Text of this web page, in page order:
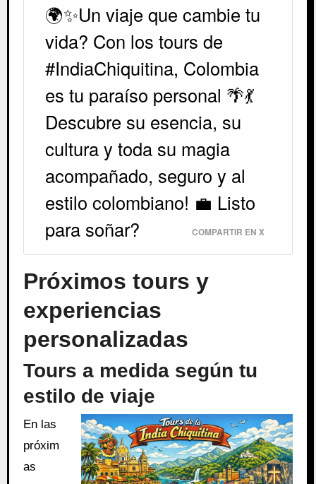
🌍✨Un viaje que cambie tu
vida? Con los tours de
#IndiaChiquitina, Colombia
es tu paraíso personal 🌴💃
Descubre su esencia, su
cultura y toda su magia
acompañado, seguro y al
estilo colombiano! 💼 Listo
para soñar?
COMPARTIR EN X
Próximos tours y
experiencias
personalizadas
Tours a medida según tu
estilo de viaje
En las
próxim
as